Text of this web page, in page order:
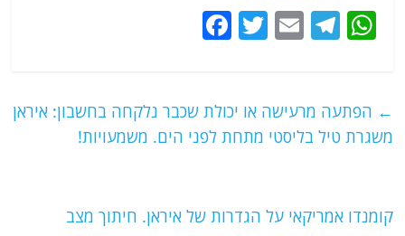
W
s
A
T
g
ra
E
l
T
er
e
b
k
← הפתעה מרעישה או יכולת שכבר נלקחה בחשבון: איראן
משגרת טיל בליסטי מתחת לפני הים. משמעויות!
קומנדו אמריקאי על הגדרות של איראן. חיתוך מצב